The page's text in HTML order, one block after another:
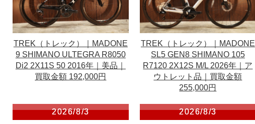
TREK（トレック）｜MADONE
9 SHIMANO ULTEGRA R8050
Di2 2X11S 50 2016年｜美品｜
買取金額 192,000円
TREK（トレック）｜MADONE
SL5 GEN8 SHIMANO 105
R7120 2X12S M/L 2026年｜ア
ウトレット品｜買取金額
255,000円
2026/8/3 2026/8/3